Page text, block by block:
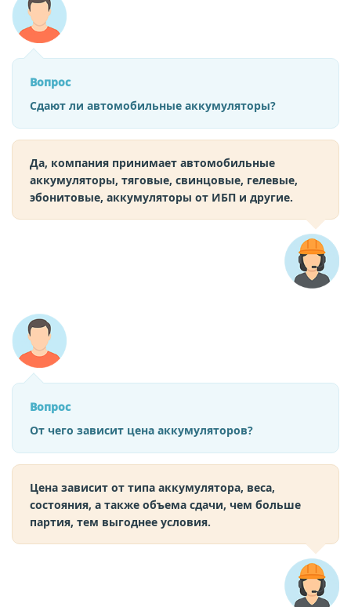
Вопрос
Сдают ли автомобильные аккумуляторы?
Да, компания принимает автомобильные
аккумуляторы, тяговые, свинцовые, гелевые,
эбонитовые, аккумуляторы от ИБП и другие.
Вопрос
От чего зависит цена аккумуляторов?
Цена зависит от типа аккумулятора, веса,
состояния, а также объема сдачи, чем больше
партия, тем выгоднее условия.